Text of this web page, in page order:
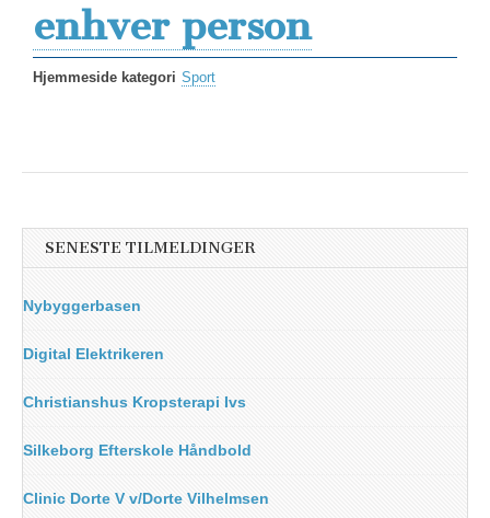
enhver person
Hjemmeside kategori Sport
SENESTE TILMELDINGER
Nybyggerbasen
Digital Elektrikeren
Christianshus Kropsterapi Ivs
Silkeborg Efterskole Håndbold
Clinic Dorte V v/Dorte Vilhelmsen